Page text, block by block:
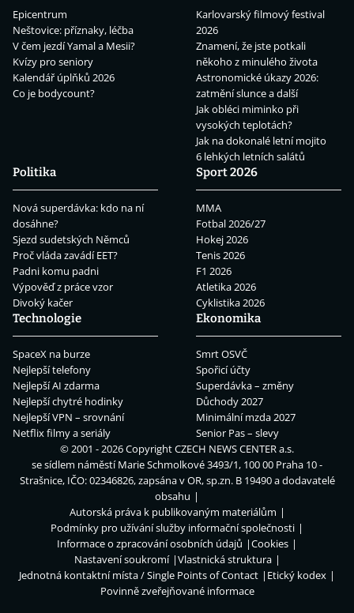
Epicentrum
Neštovice: příznaky, léčba
V čem jezdí Yamal a Mesii?
Kvízy pro seniory
Kalendář úplňků 2026
Co je bodycount?
Karlovarský filmový festival
2026
Znamení, že jste potkali
někoho z minulého života
Astronomické úkazy 2026:
zatmění slunce a další
Jak obléci miminko při
vysokých teplotách?
Jak na dokonalé letní mojito
6 lehkých letních salátů
Politika
Nová superdávka: kdo na ní
dosáhne?
Sjezd sudetských Němců
Proč vláda zavádí EET?
Padni komu padni
Výpověď z práce vzor
Divoký kačer
Sport 2026
MMA
Fotbal 2026/27
Hokej 2026
Tenis 2026
F1 2026
Atletika 2026
Cyklistika 2026
Technologie
SpaceX na burze
Nejlepší telefony
Nejlepší AI zdarma
Nejlepší chytré hodinky
Nejlepší VPN – srovnání
Netflix filmy a seriály
Ekonomika
Smrt OSVČ
Spořicí účty
Superdávka – změny
Důchody 2027
Minimální mzda 2027
Senior Pas – slevy
© 2001 - 2026 CopyrightCZECH NEWS CENTER a.s.
se sídlem náměstí Marie Schmolkové 3493/1, 100 00 Praha 10 -
Strašnice, IČO: 02346826, zapsána v OR, sp.zn. B 19490 a dodavatelé
obsahu
Autorská práva k publikovaným materiálům
Podmínky pro užívání služby informační společnosti
Informace o zpracování osobních údajů
Cookies
Nastavení soukromí
Vlastnická struktura
Jednotná kontaktní místa / Single Points of Contact
Etický kodex
Povinně zveřejňované informace